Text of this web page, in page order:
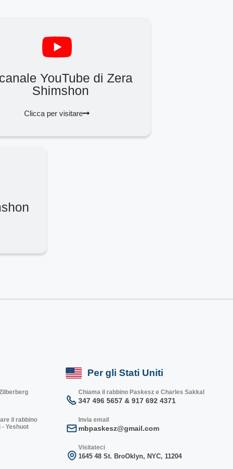
YouTube di Zera
Shimshon
Clicca per visitare
il rabbino
Yeshuot
Per gli Stati Uniti
Chiama il rabbino Paskesz e Charles Sakkal
347 496 5657 & 917 692 4371
Invia email
mbpaskesz@gmail.com
Visitateci
1645 48 St. BroOklyn, NYC, 11204